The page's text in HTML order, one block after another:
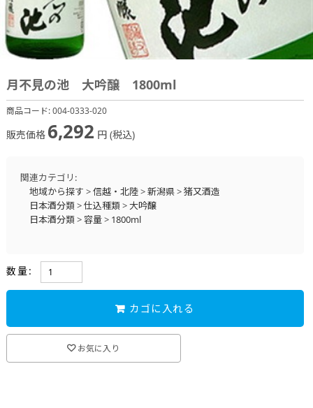
月不見の池 大吟醸 1800ml
商品コード:004-0333-020
販売価格 6,292 円 (税込)
関連カテゴリ:
地域から探す >信越・北陸>新潟県>猪又酒造
日本酒分類>仕込種類>大吟醸
日本酒分類>容量> 1800ml
数量:
カゴに入れる
お気に入り